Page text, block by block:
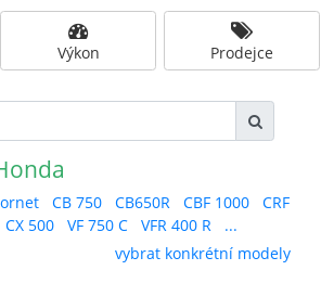
Výkon Prodejce
CB 750 CB650R CBF 1000
CRF
CX 500 VF 750 C VFR 400 R
...
vybrat konkrétní modely